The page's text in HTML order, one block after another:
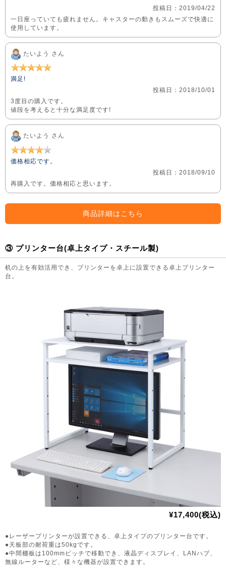
投稿日：2019/04/22
一日座っていても疲れません。キャスターの動きもスムーズで快適に
使用しています。
たいよう さん
満足!
投稿日：2018/10/01
3度目の購入です。
値段を考えると十分な満足度です!
たいよう さん
価格相応です。
投稿日：2018/09/10
再購入です。価格相応と思います。
商品詳細はこちら
③ プリンター台(卓上タイプ・スチール製)
机の上を有効活用でき、プリンターを卓上に設置できる卓上プリンター
台。
¥17,400(税込)
●レーザープリンターが設置できる、卓上タイプのプリンター台です。
●天板部の耐荷重は50kgです。
●中間棚板は100mmピッチで移動でき、液晶ディスプレイ、LANハブ、
無線ルーターなど、様々な機器が設置できます。